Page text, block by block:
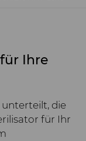
Ihre
unterteilt, die
für Ihr